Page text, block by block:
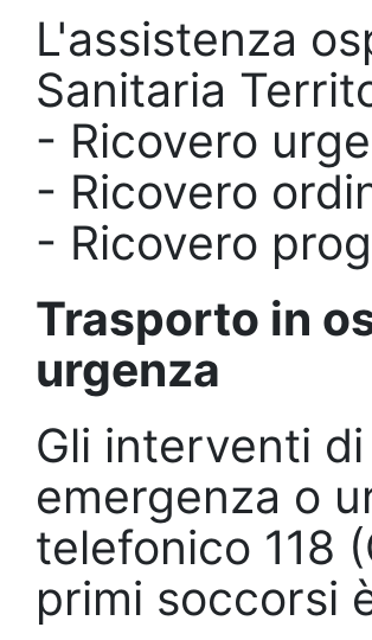
L'assistenza
Sanitaria
- Ricovero
- Ricovero
- Ricovero
Trasporto in
urgenza
Gli interventi
emergenza o
telefonico 118
primi soccorsi